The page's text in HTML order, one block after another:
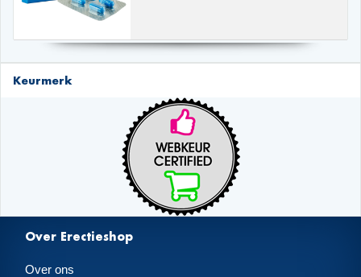
Keurmerk
Over Erectieshop
Over ons